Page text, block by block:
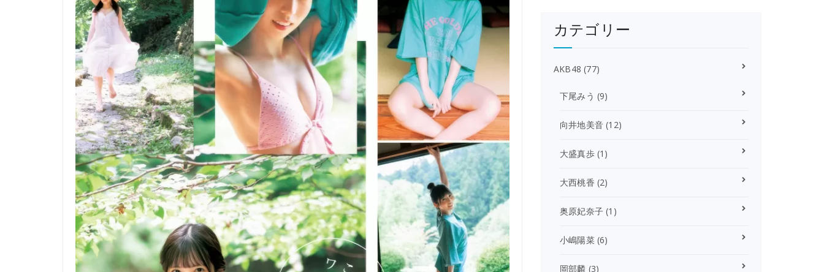
カテゴリー
AKB48 (77)
下尾みう (9)
向井地美音 (12)
大盛真歩(1)
大西桃香 (2)
奥原妃奈子 (1)
小嶋陽菜(6)
岡部麟 (3)